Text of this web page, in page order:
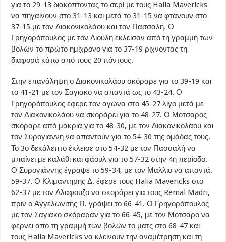
για το 29-13 διακόπτοντας το σερί με τους Halia Mavericks
να πηγαίνουν στο 31-13 και μετά το 31-15 να φτάνουν στο
37-15 με τον Διακονικολάου και τον Πασσαλή. Ο
Γρηγορόπουλος με τον Λιουλη έκλεισαν από τη γραμμή των
βολών το πρώτο ημίχρονο για το 37-19 ρίχνοντας τη
διαφορά κάτω από τους 20 πόντους.
Στην επανάληψη ο Διακονικολάου σκόραρε για το 39-19 και
το 41-21 με τον Σαγιακο να απαντά ως το 43-24. Ο
Γρηγορόπουλος έφερε τον αγώνα στο 45-27 λίγο μετά με
τον Διακονικολάου να σκοράρει για το 48-27. Ο Μοτσαρος
σκόραρε από μακριά για το 48-30, με τον Διακονικολάου και
τον Συρογιαννη να απαντούν για το 54-30 της ομάδας τους.
Το 3ο δεκάλεπτο έκλεισε στο 54-32 με τον Πασσαλή να
μπαίνει με καλάθι και φάουλ για το 57-32 στην 4η περίοδο.
Ο Συρογιάννης έγραψε το 59-34, με τον Μαλλιο να απαντά.
59-37. Ο Κλιμαντηρης Δ. έφερε τους Halia Mavericks στο
62-37 με τον Αλαφουζο να σκοράρει για τους Remal Madri,
πριν ο Αγγελωνιτης Π. γράψει το 66-41. Ο Γρηγορόπουλος
με τον Σαγιακο σκόραραν για το 66-45, με τον Μοτσαρο να
φέρνει από τη γραμμή των βολών το ματς στο 68-47 και
τους Halia Mavericks να κλείνουν την αναμέτρηση και τη